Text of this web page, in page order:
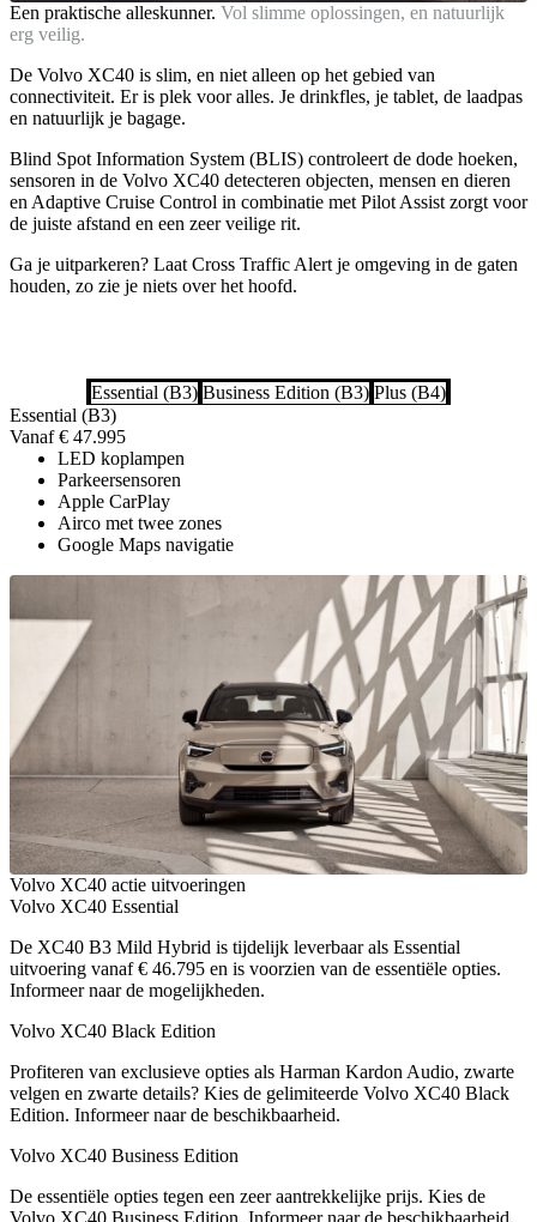
Een praktische alleskunner. Vol slimme oplossingen, en natuurlijk
erg veilig.
De Volvo XC40 is slim, en niet alleen op het gebied van
connectiviteit. Er is plek voor alles. Je drinkfles, je tablet, de laadpas
en natuurlijk je bagage.
Blind Spot Information System (BLIS) controleert de dode hoeken,
sensoren in de Volvo XC40 detecteren objecten, mensen en dieren
en Adaptive Cruise Control in combinatie met Pilot Assist zorgt voor
de juiste afstand en een zeer veilige rit.
Ga je uitparkeren? Laat Cross Traffic Alert je omgeving in de gaten
houden, zo zie je niets over het hoofd.
Essential (B3) Business Edition (B3) Plus (B4)
Essential (B3)
Vanaf € 47.995
LED koplampen
Parkeersensoren
Apple CarPlay
Airco met twee zones
Google Maps navigatie
Volvo XC40 actie uitvoeringen
Volvo XC40 Essential
De XC40 B3 Mild Hybrid is tijdelijk leverbaar als Essential
uitvoering vanaf € 46.795 en is voorzien van de essentiële opties.
Informeer naar de mogelijkheden.
Volvo XC40 Black Edition
Profiteren van exclusieve opties als Harman Kardon Audio, zwarte
velgen en zwarte details? Kies de gelimiteerde Volvo XC40 Black
Edition. Informeer naar de beschikbaarheid.
Volvo XC40 Business Edition
De essentiële opties tegen een zeer aantrekkelijke prijs. Kies de
Volvo XC40 Business Edition. Informeer naar de beschikbaarheid.